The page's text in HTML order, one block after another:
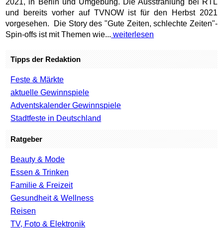
2021, in Berlin und Umgebung. Die Ausstrahlung bei RTL
und bereits vorher auf TVNOW ist für den Herbst 2021
vorgesehen. Die Story des "Gute Zeiten, schlechte Zeiten"-
Spin-offs ist mit Themen wie... weiterlesen
Tipps der Redaktion
Feste & Märkte
aktuelle Gewinnspiele
Adventskalender Gewinnspiele
Stadtfeste in Deutschland
Ratgeber
Beauty & Mode
Essen & Trinken
Familie & Freizeit
Gesundheit & Wellness
Reisen
TV, Foto & Elektronik